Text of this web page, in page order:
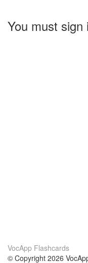
You must
VocApp Flashcards
© Copyright 2026